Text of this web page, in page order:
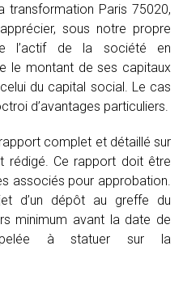
transformation Paris 75020,
sous notre propre
l’actif de la société en
le montant de ses capitaux
du capital social. Le cas
d’avantages particuliers.
complet et détaillé sur
rédigé. Ce rapport doit être
associés pour approbation.
d’un dépôt au greffe du
minimum avant la date de
à statuer sur la